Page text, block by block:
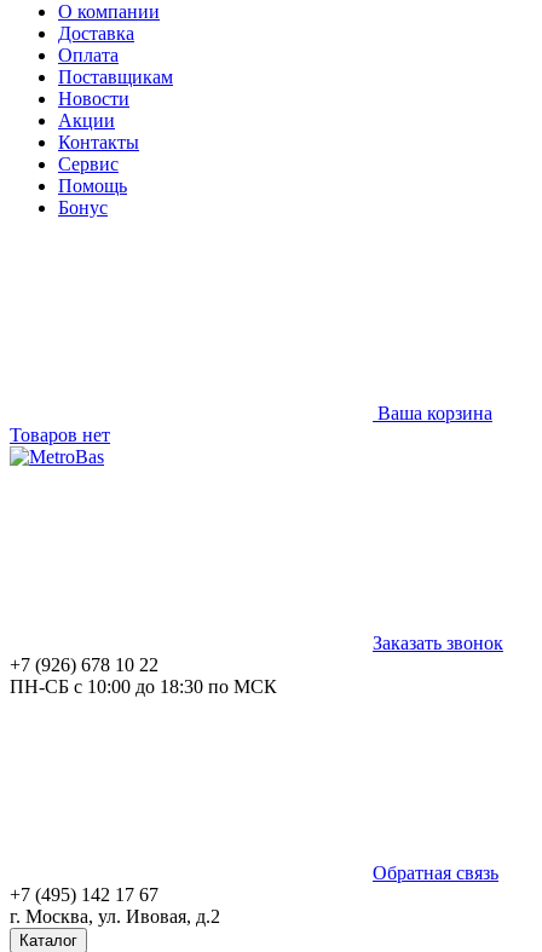
О компании
Доставка
Оплата
Поставщикам
Новости
Акции
Контакты
Сервис
Помощь
Бонус
Ваша корзина
Товаров нет
Заказать звонок
+7 (926) 678 10 22
ПН-СБ с 10:00 до 18:30 по МСК
Обратная связь
+7 (495) 142 17 67
г. Москва, ул. Ивовая, д.2
Каталог